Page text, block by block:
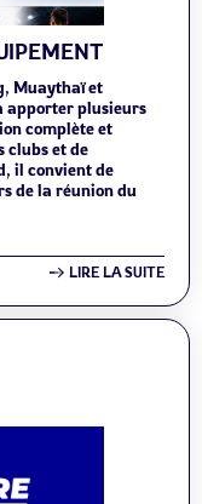
Muaythaï et
apporter plusieurs
complète et
clubs et de
il convient de
de la réunion du
LIRE LA SUITE